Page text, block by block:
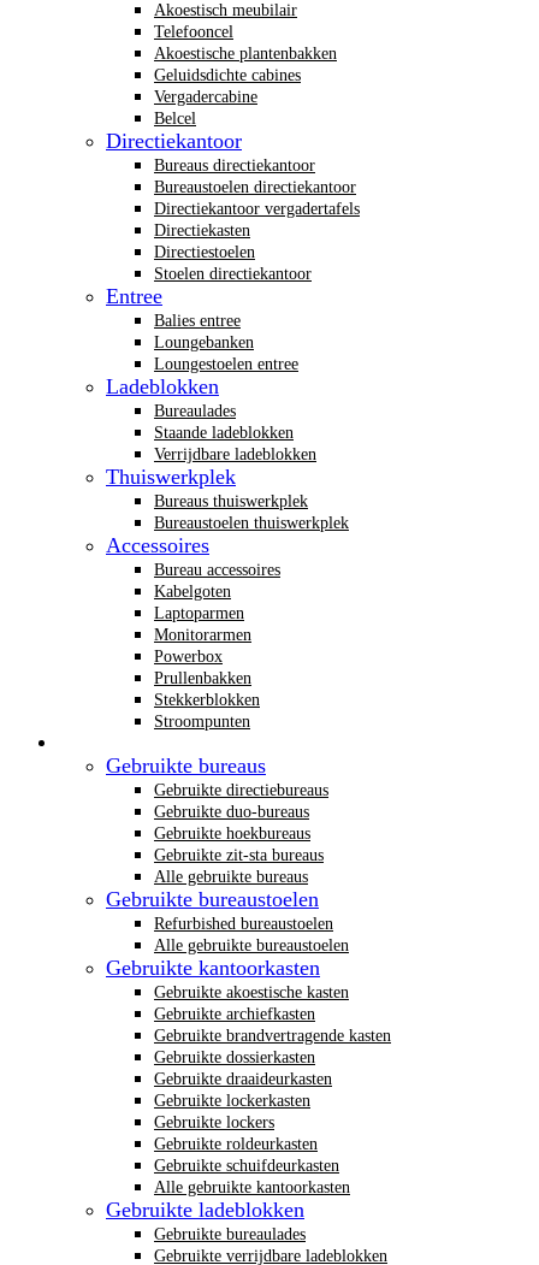
Akoestisch meubilair
Telefooncel
Akoestische plantenbakken
Geluidsdichte cabines
Vergadercabine
Belcel
Directiekantoor
Bureaus directiekantoor
Bureaustoelen directiekantoor
Directiekantoor vergadertafels
Directiekasten
Directiestoelen
Stoelen directiekantoor
Entree
Balies entree
Loungebanken
Loungestoelen entree
Ladeblokken
Bureaulades
Staande ladeblokken
Verrijdbare ladeblokken
Thuiswerkplek
Bureaus thuiswerkplek
Bureaustoelen thuiswerkplek
Accessoires
Bureau accessoires
Kabelgoten
Laptoparmen
Monitorarmen
Powerbox
Prullenbakken
Stekkerblokken
Stroompunten
Gebruikte bureaus
Gebruikte directiebureaus
Gebruikte duo-bureaus
Gebruikte hoekbureaus
Gebruikte zit-sta bureaus
Alle gebruikte bureaus
Gebruikte bureaustoelen
Refurbished bureaustoelen
Alle gebruikte bureaustoelen
Gebruikte kantoorkasten
Gebruikte akoestische kasten
Gebruikte archiefkasten
Gebruikte brandvertragende kasten
Gebruikte dossierkasten
Gebruikte draaideurkasten
Gebruikte lockerkasten
Gebruikte lockers
Gebruikte roldeurkasten
Gebruikte schuifdeurkasten
Alle gebruikte kantoorkasten
Gebruikte ladeblokken
Gebruikte bureaulades
Gebruikte verrijdbare ladeblokken